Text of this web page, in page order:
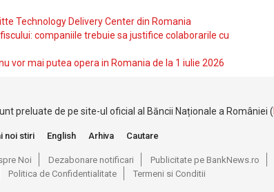
Technology Delivery Center din Romania
companiile trebuie sa justifice colaborarile cu
vor mai putea opera in Romania de la 1 iulie 2026
preluate de pe site-ul oficial al Băncii Naționale a României (
noi stiri English Arhiva Cautare
Noi Dezabonare notificari Publicitate pe BankNews.ro
Politica de Confidentialitate Termeni si Conditii